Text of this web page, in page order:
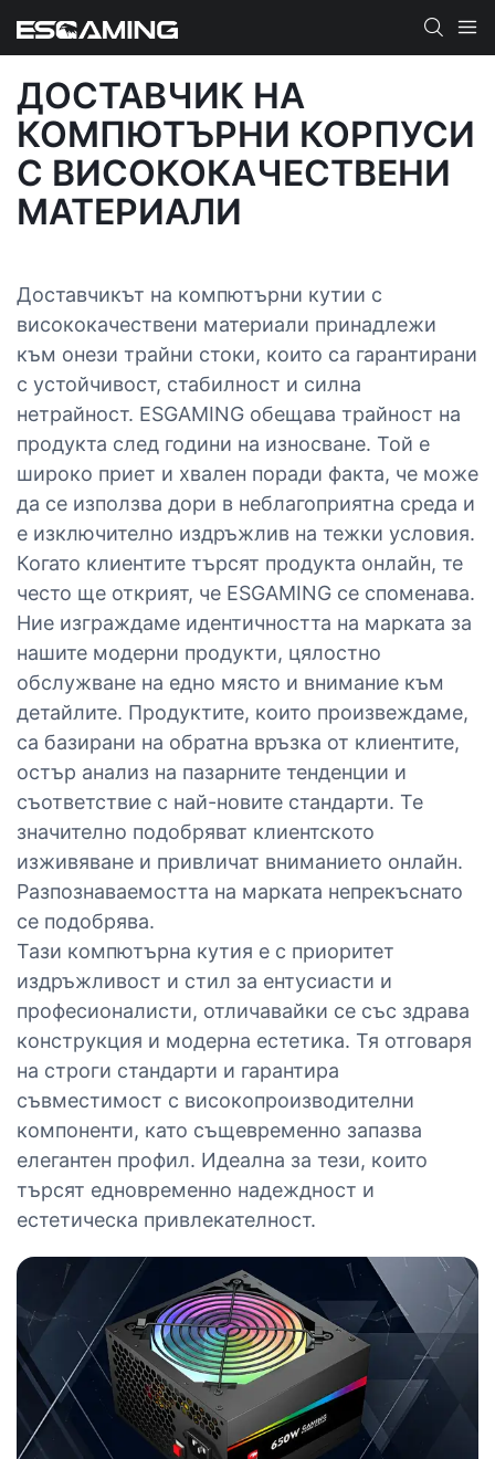
ДОСТАВЧИК НА
КОМПЮТЪРНИ КОРПУСИ
С ВИСОКОКАЧЕСТВЕНИ
МАТЕРИАЛИ
Доставчикът на компютърни кутии с
висококачествени материали принадлежи
към онези трайни стоки, които са гарантирани
с устойчивост, стабилност и силна
нетрайност. ESGAMING обещава трайност на
продукта след години на износване. Той е
широко приет и хвален поради факта, че може
да се използва дори в неблагоприятна среда и
е изключително издръжлив на тежки условия.
Когато клиентите търсят продукта онлайн, те
често ще открият, че ESGAMING се споменава.
Ние изграждаме идентичността на марката за
нашите модерни продукти, цялостно
обслужване на едно място и внимание към
детайлите. Продуктите, които произвеждаме,
са базирани на обратна връзка от клиентите,
остър анализ на пазарните тенденции и
съответствие с най-новите стандарти. Те
значително подобряват клиентското
изживяване и привличат вниманието онлайн.
Разпознаваемостта на марката непрекъснато
се подобрява.
Тази компютърна кутия е с приоритет
издръжливост и стил за ентусиасти и
професионалисти, отличавайки се със здрава
конструкция и модерна естетика. Тя отговаря
на строги стандарти и гарантира
съвместимост с високопроизводителни
компоненти, като същевременно запазва
елегантен профил. Идеална за тези, които
търсят едновременно надеждност и
естетическа привлекателност.